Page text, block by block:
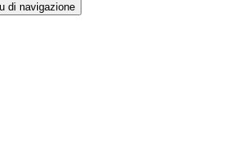
di navigazione